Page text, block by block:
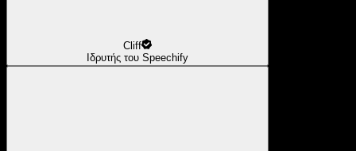
Cliff
Ιδρυτής του Speechify